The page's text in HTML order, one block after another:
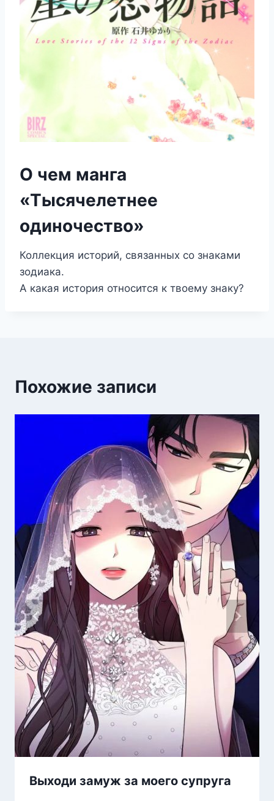
О чем манга
«Тысячелетнее
одиночество»
Коллекция историй, связанных со знаками
зодиака.
А какая история относится к твоему знаку?
Похожие записи
Выходи замуж за моего супруга